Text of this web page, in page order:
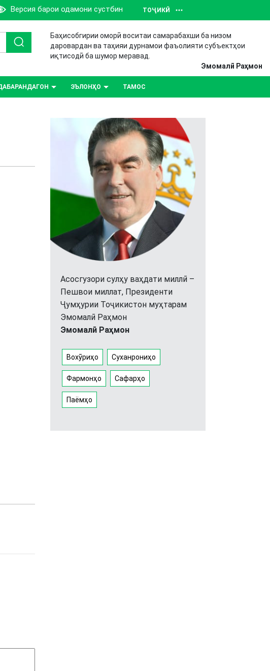
Версия барои одамони сустбин ТОҶИКӢ
Баҳисобгирии оморӣ воситаи самарабахши ба низом
даровардан ва таҳияи дурнамои фаъолияти субъектҳои
иқтисодӣ ба шумор меравад.
Эмомалӣ Раҳмон
ЭЪЛОНҲО ТАМОС
Асосгузори сулҳу ваҳдати миллӣ –
Пешвои миллат, Президенти
Ҷумҳурии Тоҷикистон муҳтарам
Эмомалӣ Раҳмон
Эмомалӣ Раҳмон
Вохӯриҳо Суханрониҳо
Фармонҳо Сафарҳо
Паёмҳо